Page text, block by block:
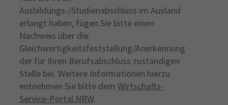
Ausbildungs-/Studienabschluss im Ausland
erlangt haben, fügen Sie bitte einen
Nachweis über die
Gleichwertigkeitsfeststellung/Anerkennung
der für Ihren Berufsabschluss zuständigen
Stelle bei. Weitere Informationen hierzu
entnehmen Sie bitte dem Wirtschafts-
Service-Portal.NRW.